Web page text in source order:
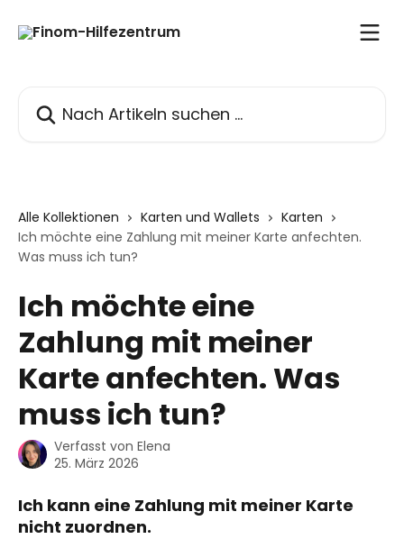
Alle Kollektionen Karten und Wallets
Karten
Ich möchte eine Zahlung mit meiner Karte anfechten.
Was muss ich tun?
Ich möchte eine
Zahlung mit meiner
Karte anfechten. Was
muss ich tun?
Verfasst von Elena
25. März 2026
Ich kann eine Zahlung mit meiner Karte
nicht zuordnen.